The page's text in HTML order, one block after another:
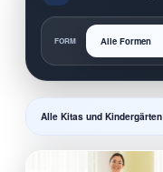
FORM
Alle Kitas und Kindergärten